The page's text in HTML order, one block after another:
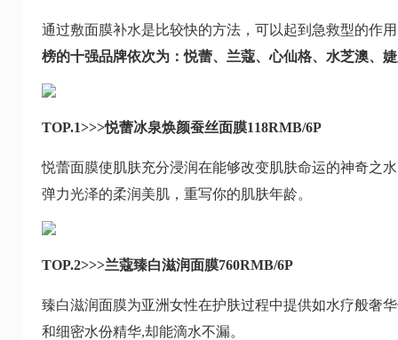
通过敷面膜补水是比较快的方法，可以起到急救型的作
榜的十强品牌依次为：悦蕾、兰蔻、心仙格、水芝澳、
TOP.1>>>悦蕾冰泉焕颜蚕丝面膜118RMB/6P
悦蕾面膜使肌肤充分浸润在能够改变肌肤命运的神奇之
弹力光泽的柔润美肌，重写你的肌肤年龄。
TOP.2>>>兰蔻臻白滋润面膜760RMB/6P
臻白滋润面膜为亚洲女性在护肤过程中提供如水疗般奢
和细密水份精华,却能滴水不漏。